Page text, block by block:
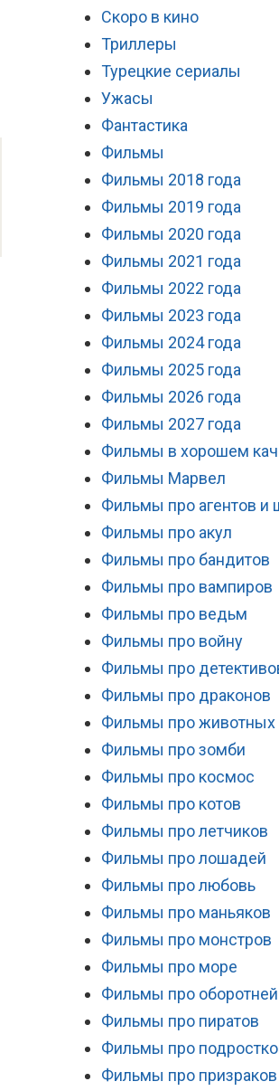
Скоро в кино
Триллеры
Турецкие сериалы
Ужасы
Фантастика
Фильмы
Фильмы 2018 года
Фильмы 2019 года
Фильмы 2020 года
Фильмы 2021 года
Фильмы 2022 года
Фильмы 2023 года
Фильмы 2024 года
Фильмы 2025 года
Фильмы 2026 года
Фильмы 2027 года
Фильмы в хорошем
Фильмы Марвел
Фильмы про агентов и
Фильмы про акул
Фильмы про бандитов
Фильмы про вампиров
Фильмы про ведьм
Фильмы про войну
Фильмы про
Фильмы про драконов
Фильмы про животных
Фильмы про зомби
Фильмы про космос
Фильмы про котов
Фильмы про летчиков
Фильмы про лошадей
Фильмы про любовь
Фильмы про маньяков
Фильмы про монстров
Фильмы про море
Фильмы про оборотней
Фильмы про пиратов
Фильмы про
Фильмы про призраков